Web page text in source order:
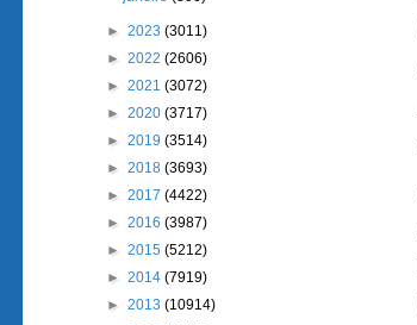
► 2023 (3011)
► 2022 (2606)
► 2021 (3072)
► 2020 (3717)
► 2019 (3514)
► 2018 (3693)
► 2017 (4422)
► 2016 (3987)
► 2015 (5212)
► 2014 (7919)
► 2013 (10914)